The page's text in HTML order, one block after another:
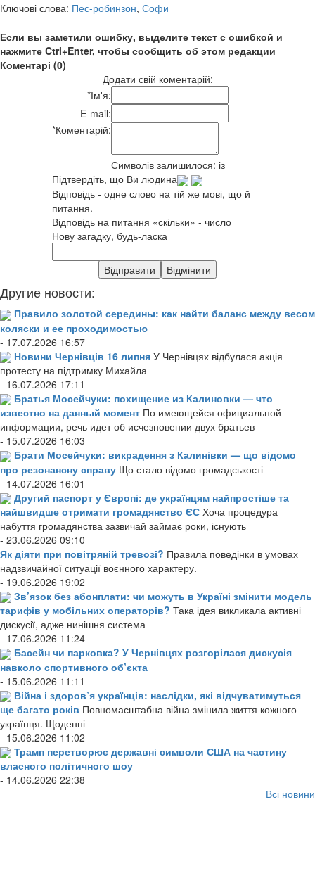
Ключові слова: Пес-робинзон, Софи
Если вы заметили ошибку, выделите текст с ошибкой и
нажмите Ctrl+Enter, чтобы сообщить об этом редакции
Коментарі (0)
Додати свій коментарій:
*Ім'я:
E-mail:
*Коментарій:
Символів залишилося: із
Підтвердіть, що Ви людина
Відповідь - одне слово на тій же мові, що й
питання.
Відповідь на питання «скільки» - число
Нову загадку, будь-ласка
Другие новости:
Правило золотой середины: как найти баланс между весом
коляски и ее проходимостью
- 17.07.2026 16:57
Новини Чернівців 16 липня У Чернівцях відбулася акція
протесту на підтримку Михайла
- 16.07.2026 17:11
Братья Мосейчуки: похищение из Калиновки — что
известно на данный момент По имеющейся официальной
информации, речь идет об исчезновении двух братьев
- 15.07.2026 16:03
Брати Мосейчуки: викрадення з Калинівки — що відомо
про резонансну справу Що стало відомо громадськості
- 14.07.2026 16:01
Другий паспорт у Європі: де українцям найпростіше та
найшвидше отримати громадянство ЄС Хоча процедура
набуття громадянства зазвичай займає роки, існують
- 23.06.2026 09:10
Як діяти при повітряній тревозі? Правила поведінки в умовах
надзвичайної ситуації воєнного характеру.
- 19.06.2026 19:02
Зв’язок без абонплати: чи можуть в Україні змінити модель
тарифів у мобільних операторів? Така ідея викликала активні
дискусії, адже нинішня система
- 17.06.2026 11:24
Басейн чи парковка? У Чернівцях розгорілася дискусія
навколо спортивного об’єкта
- 15.06.2026 11:11
Війна і здоров’я українців: наслідки, які відчуватимуться
ще багато років Повномасштабна війна змінила життя кожного
українця. Щоденні
- 15.06.2026 11:02
Трамп перетворює державні символи США на частину
власного політичного шоу
- 14.06.2026 22:38
Всі новини